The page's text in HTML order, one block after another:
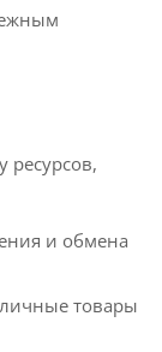
ресурсов,
и обмена
товары